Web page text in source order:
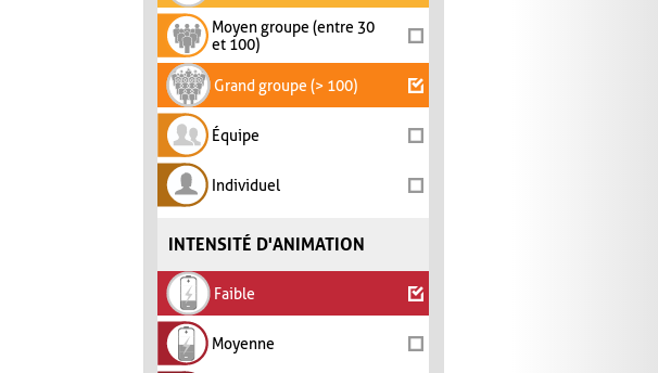
Moyen groupe (entre 30
et 100)
Grand groupe (> 100)
Équipe
Individuel
INTENSITÉ D'ANIMATION
Faible
Moyenne